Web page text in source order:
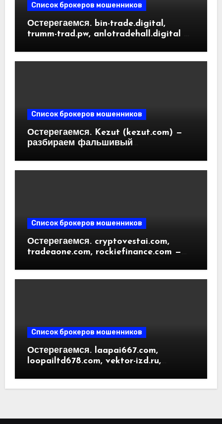
Список брокеров мошенников
Остерегаемся. bin-trade.digital,
trumm-trad.pw, anlotradehall.digital —
криптобирж. Как вернуть деньги.
Список брокеров мошенников
Остерегаемся. Kezut (kezut.com) —
разбираем фальшивый
вернуть деньги. Отзывы
Список брокеров мошенников
Остерегаемся. cryptovestai.com,
tradeaone.com, rockiefinance.com —
трейдинга. Отзывы пользователей
Список брокеров мошенников
Остерегаемся. laapai667.com,
loopailtd678.com, vektor-izd.ru,